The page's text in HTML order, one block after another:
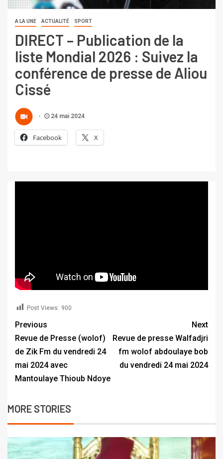
A LA UNE ACTUALITÉ SPORT
DIRECT – Publication de la
liste Mondial 2026 : Suivez la
conférence de presse de Aliou
Cissé
24 mai 2024
Facebook X
Post Views: 900
Previous
Revue de Presse (wolof)
de Zik Fm du vendredi 24
mai 2024 avec
Mantoulaye Thioub Ndoye
Next
Revue de presse Walfadjri
fm wolof abdoulaye bob
du vendredi 24 mai 2024
MORE STORIES